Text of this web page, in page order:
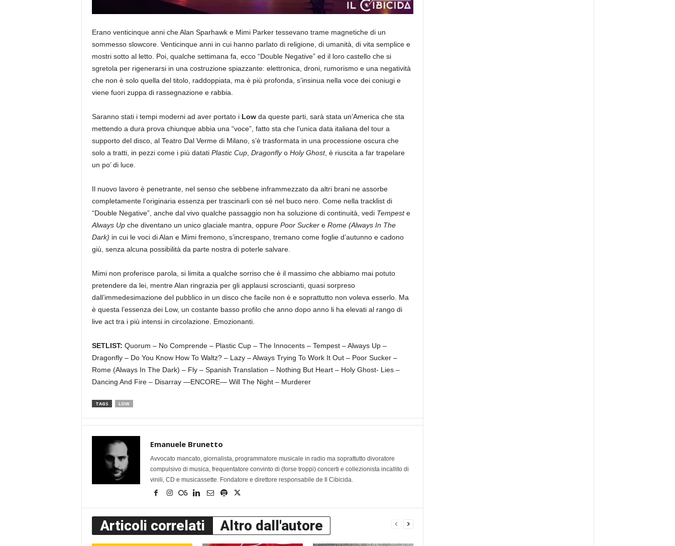
Erano venticinque anni che Alan Sparhawk e Mimi Parker tessevano trame magnetiche di un
sommesso slowcore. Venticinque anni in cui hanno parlato di religione, di umanità, di vita semplice e
mostri sotto al letto. Poi, qualche settimana fa, ecco “Double Negative” ed il loro castello che si
sgretola per rigenerarsi in una costruzione spiazzante: elettronica, droni, rumorismo e una negatività
che non è solo quella del titolo, raddoppiata, ma è più profonda, s’insinua nella voce dei coniugi e
viene fuori zuppa di rassegnazione e rabbia.
Saranno stati i tempi moderni ad aver portato i Low da queste parti, sarà stata un’America che sta
mettendo a dura prova chiunque abbia una “voce”, fatto sta che l’unica data italiana del tour a
supporto del disco, al Teatro Dal Verme di Milano, s’è trasformata in una processione oscura che
solo a tratti, in pezzi come i più datati Plastic Cup, Dragonflyo Holy Ghost, è riuscita a far trapelare
un po’ di luce.
Il nuovo lavoro è penetrante, nel senso che sebbene inframmezzato da altri brani ne assorbe
completamente l’originaria essenza per trascinarli con sé nel buco nero. Come nella tracklist di
“Double Negative”, anche dal vivo qualche passaggio non ha soluzione di continuità, vedi Tempeste
Always Up che diventano un unico glaciale mantra, oppure Poor Sucker e Rome (Always In The
Dark) in cui le voci di Alan e Mimi fremono, s’increspano, tremano come foglie d’autunno e cadono
giù, senza alcuna possibilità da parte nostra di poterle salvare.
Mimi non proferisce parola, si limita a qualche sorriso che è il massimo che abbiamo mai potuto
pretendere da lei, mentre Alan ringrazia per gli applausi scroscianti, quasi sorpreso
dall’immedesimazione del pubblico in un disco che facile non è e soprattutto non voleva esserlo. Ma
è questa l’essenza dei Low, un costante basso profilo che anno dopo anno li ha elevati al rango di
live act tra i più intensi in circolazione. Emozionanti.
SETLIST: Quorum – No Comprende – Plastic Cup – The Innocents – Tempest – Always Up –
Dragonfly – Do You Know How To Waltz? – Lazy – Always Trying To Work It Out – Poor Sucker –
Rome (Always In The Dark) – Fly – Spanish Translation – Nothing But Heart – Holy Ghost- Lies –
Dancing And Fire – Disarray —ENCORE— Will The Night – Murderer
TAGS LOW
Emanuele Brunetto
Avvocato mancato, giornalista, programmatore musicale in radio ma soprattutto divoratore
compulsivo di musica, frequentatore convinto di (forse troppi) concerti e collezionista incallito di
vinili, CD e musicassette. Fondatore e direttore responsabile de Il Cibicida.
Articoli correlati Altro dall'autore